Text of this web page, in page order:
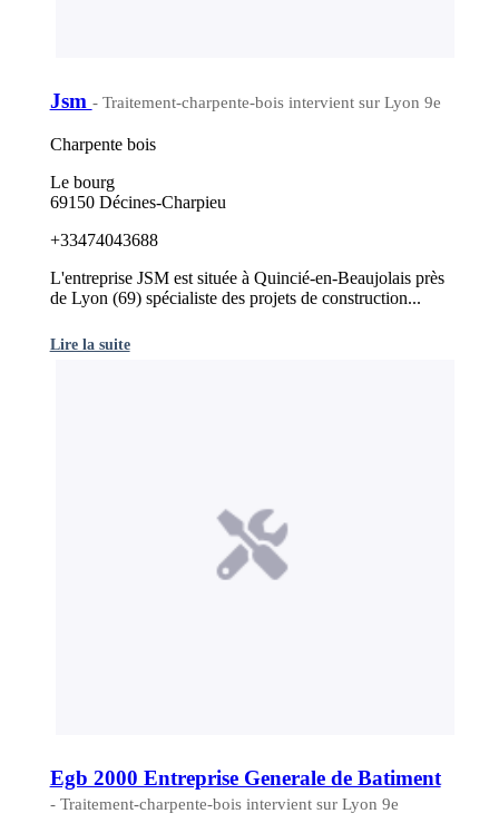
Jsm - Traitement-charpente-bois intervient sur Lyon 9e
Charpente bois
Le bourg
69150 Décines-Charpieu
+33474043688
L'entreprise JSM est située à Quincié-en-Beaujolais près
de Lyon (69) spécialiste des projets de construction...
Lire la suite
Egb 2000 Entreprise Generale de Batiment
- Traitement-charpente-bois intervient sur Lyon 9e